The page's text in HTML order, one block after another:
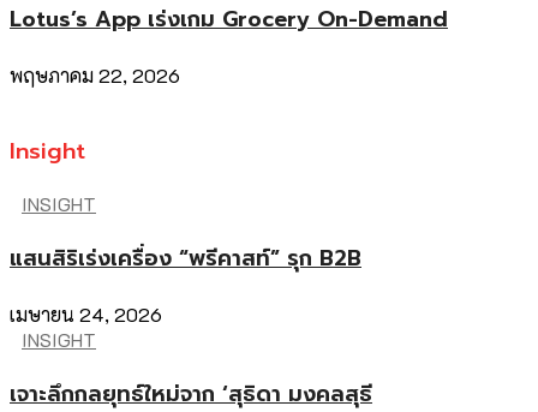
Lotus’s App เร่งเกม Grocery On-Demand
พฤษภาคม 22, 2026
Insight
INSIGHT
แสนสิริเร่งเครื่อง “พรีคาสท์” รุก B2B
เมษายน 24, 2026
INSIGHT
เจาะลึกกลยุทธ์ใหม่จาก ‘สุธิดา มงคลสุธี